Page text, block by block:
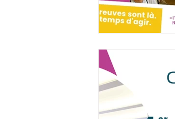
Efficience médicale & orga
Ecosystème de santé